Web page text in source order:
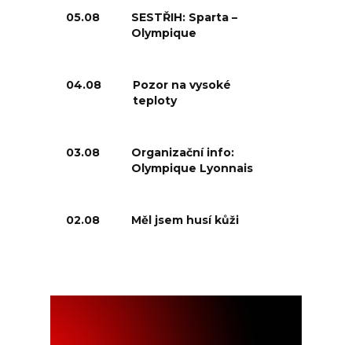
05.08
SESTŘIH: Sparta –
Olympique
04.08
Pozor na vysoké
teploty
03.08
Organizační info:
Olympique Lyonnais
02.08 Měl jsem husí kůži